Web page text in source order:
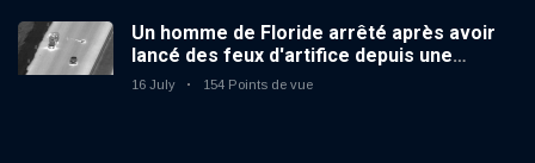
Un homme de Floride arrêté après avoir
lancé des feux d'artifice depuis une
voiture en mouvement
16 July 154 Points de vue